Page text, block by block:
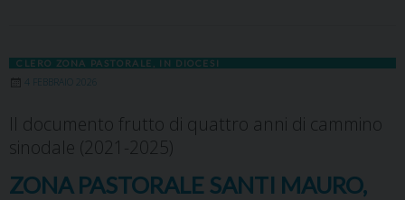
CLERO ZONA PASTORALE IN DIOCESI
4 FEBBRAIO 2026
Il documento frutto di quattro anni di cammino
sinodale (2021-2025)
ZONA PASTORALE SANTI MAURO,